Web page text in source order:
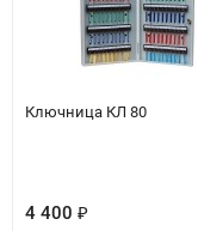
Ключница КЛ 80
4 400 ₽